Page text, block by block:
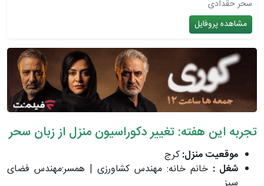
سحر حقدادی
مشاهده پروفایل
تجربه این هفته: تغییر دکوراسیون منزل از زبان سحر
موقعیت منزل:کرج
شغل : خانم خانه: مهندس کشاورزی | همسر:مهندس فضای